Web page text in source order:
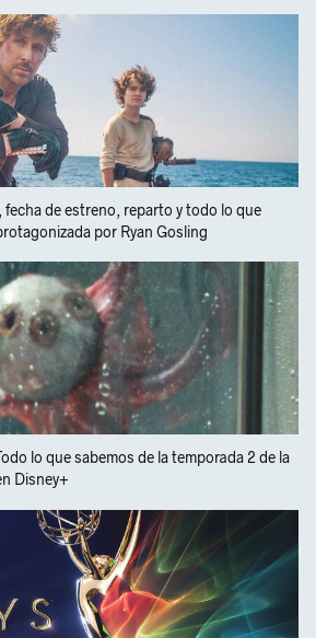
de estreno, reparto y todo lo que
por Ryan Gosling
lo que sabemos de la temporada 2 de la
Disney+